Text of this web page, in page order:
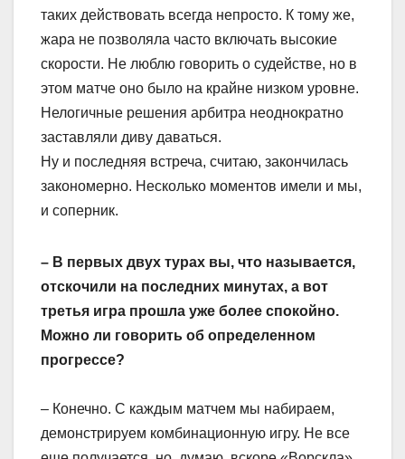
таких действовать всегда непросто. К тому же,
жара не позволяла часто включать высокие
скорости. Не люблю говорить о судействе, но в
этом матче оно было на крайне низком уровне.
Нелогичные решения арбитра неоднократно
заставляли диву даваться.
Ну и последняя встреча, считаю, закончилась
закономерно. Несколько моментов имели и мы,
и соперник.
– В первых двух турах вы, что называется,
отскочили на последних минутах, а вот
третья игра прошла уже более спокойно.
Можно ли говорить об определенном
прогрессе?
– Конечно. С каждым матчем мы набираем,
демонстрируем комбинационную игру. Не все